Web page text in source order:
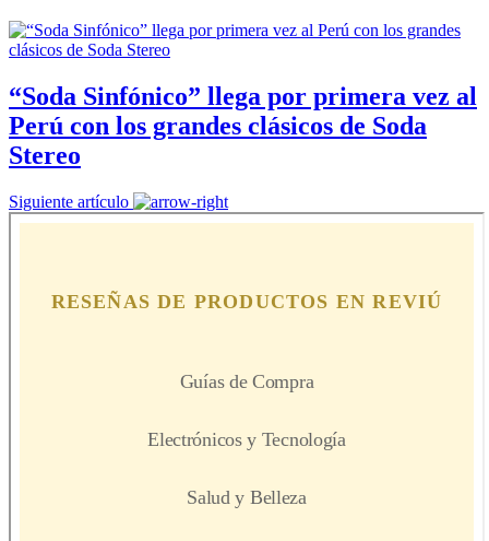
“Soda Sinfónico” llega por primera vez al
Perú con los grandes clásicos de Soda
Stereo
Siguiente artículo